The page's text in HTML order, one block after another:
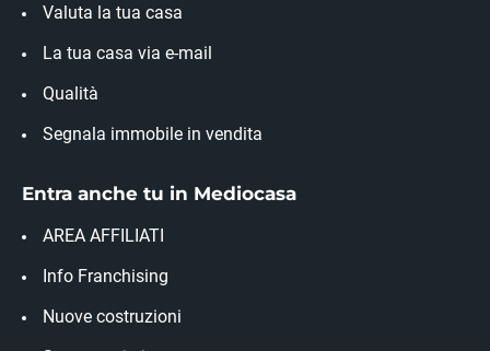
Valuta la tua casa
La tua casa via e-mail
Qualità
Segnala immobile in vendita
Entra anche tu in Mediocasa
AREA AFFILIATI
Info Franchising
Nuove costruzioni